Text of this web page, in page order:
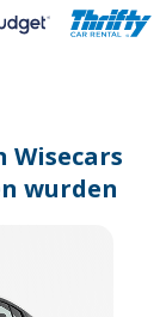
Wisecars
wurden